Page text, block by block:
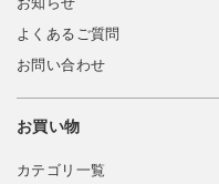
お知らせ
よくあるご質問
お問い合わせ
お買い物
カテゴリ一覧